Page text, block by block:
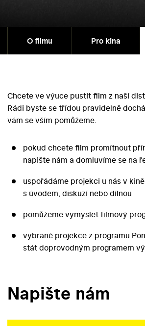
O filmu Pro kina
Chcete ve výuce pustit film z naší
Rádi byste se třídou pravidelně
vám se vším pomůžeme.
pokud chcete film promítnout
napište nám a domluvíme se na
uspořádáme projekci u nás v
s úvodem, diskuzí nebo dílnou
pomůžeme vymyslet filmový
vybrané projekce z programu
stát doprovodným programem
Napište nám